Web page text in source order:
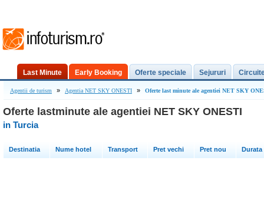
Last Minute Early Booking Oferte speciale Sejururi
Agentii de turism » Agentia NET SKY ONESTI » Oferte last minute ale agentiei NET SKY
Oferte lastminute ale agentiei NET SKY ONESTI
in Turcia
Destinatia Nume hotel Transport Pret vechi Pret nou Durata